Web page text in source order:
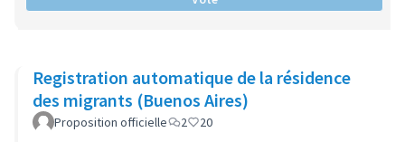
Registration automatique de la résidence
des migrants (Buenos Aires)
Proposition officielle 2 20